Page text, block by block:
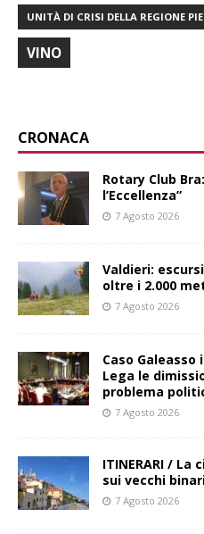
UNITÀ DI CRISI DELLA REGIONE
VINO
CRONACA
Rotary Club
l’Eccellenza”
7 Agosto 2026
Valdieri:
oltre i 2.000
7 Agosto 2026
Caso Galeasso
Lega le
problema
7 Agosto 2026
ITINERARI /
sui vecchi
7 Agosto 2026